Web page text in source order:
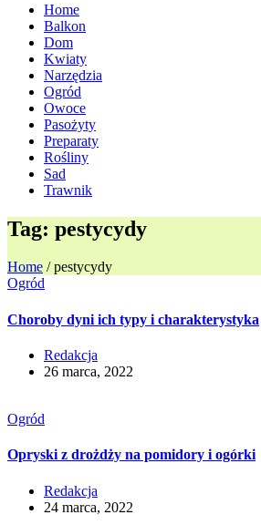
Home
Balkon
Dom
Kwiaty
Narzędzia
Ogród
Owoce
Pasożyty
Preparaty
Rośliny
Sad
Trawnik
Tag: pestycydy
Home /pestycydy
Ogród
Choroby dyni ich typy i charakterystyka
Redakcja
26 marca, 2022
Ogród
Opryski z drożdży na pomidory i ogórki
Redakcja
24 marca, 2022